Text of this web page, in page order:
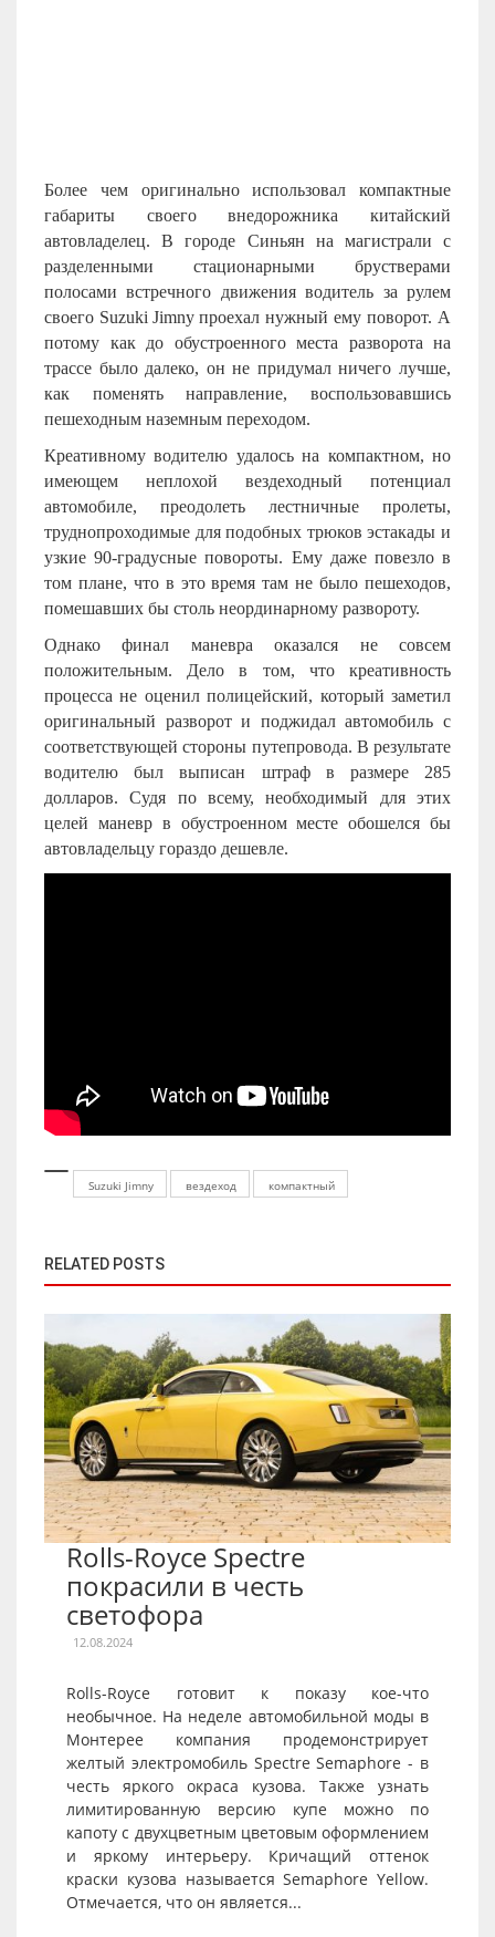
Более чем оригинально использовал компактные
габариты своего внедорожника китайский
автовладелец. В городе Синьян на магистрали с
разделенными стационарными брустверами
полосами встречного движения водитель за рулем
своего Suzuki Jimny проехал нужный ему поворот. А
потому как до обустроенного места разворота на
трассе было далеко, он не придумал ничего лучше,
как поменять направление, воспользовавшись
пешеходным наземным переходом.
Креативному водителю удалось на компактном, но
имеющем неплохой вездеходный потенциал
автомобиле, преодолеть лестничные пролеты,
труднопроходимые для подобных трюков эстакады и
узкие 90-градусные повороты. Ему даже повезло в
том плане, что в это время там не было пешеходов,
помешавших бы столь неординарному развороту.
Однако финал маневра оказался не совсем
положительным. Дело в том, что креативность
процесса не оценил полицейский, который заметил
оригинальный разворот и поджидал автомобиль с
соответствующей стороны путепровода. В результате
водителю был выписан штраф в размере 285
долларов. Судя по всему, необходимый для этих
целей маневр в обустроенном месте обошелся бы
автовладельцу гораздо дешевле.
Suzuki Jimny вездеход компактный
RELATED POSTS
Rolls-Royce Spectre
покрасили в честь
светофора
12.08.2024
Rolls-Royce готовит к показу кое-что
необычное. На неделе автомобильной моды в
Монтерее компания продемонстрирует
желтый электромобиль Spectre Semaphore - в
честь яркого окраса кузова. Также узнать
лимитированную версию купе можно по
капоту с двухцветным цветовым оформлением
и яркому интерьеру. Кричащий оттенок
краски кузова называется Semaphore Yellow.
Отмечается, что он является...